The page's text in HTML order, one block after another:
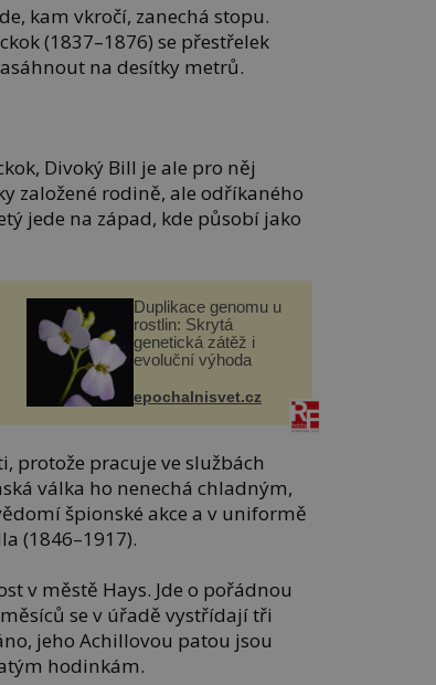
kam vkročí, zanechá stopu.
(1837–1876) se přestřelek
na desítky metrů.
Divoký Bill je ale pro něj
založené rodině, ale odříkaného
jede na západ, kde působí jako
Duplikace genomu u
rostlin: Skrytá
genetická zátěž i
evoluční výhoda
epochalnisvet.cz
protože pracuje ve službách
válka ho nenechá chladným,
špionské akce a v uniformě
(1846–1917).
v městě Hays. Jde o pořádnou
se v úřadě vystřídají tři
jeho Achillovou patou jsou
hodinkám.